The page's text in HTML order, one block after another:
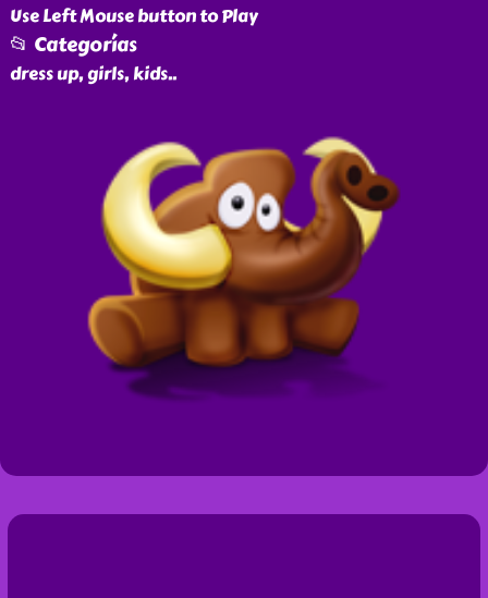
Use Left Mouse button to Play
📂 Categorías
dress up, girls, kids..